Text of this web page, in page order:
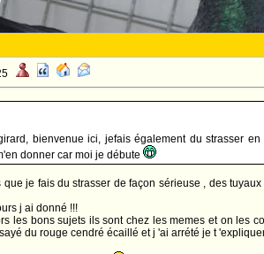
bienvenue ici, jefais également du strasser
donner car moi je débute
je fais du strasser de façon sérieuse , des
j ai donné !!!
les bons sujets ils sont chez les memes et on les
du rouge cendré écaillé et j 'ai arrété je t